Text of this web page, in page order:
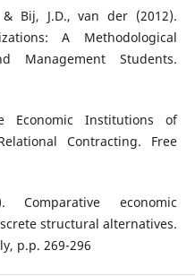
Bij, J.D., van der (2012).
A Methodological
Management Students.
Economic Institutions of
Contracting. Free
economic
structural alternatives.
p.p. 269-296